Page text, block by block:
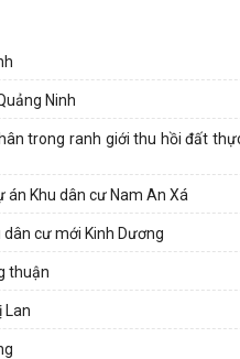
Ninh
trong ranh giới thu hồi đất
án Khu dân cư Nam An Xá
cư mới Kinh Dương
thuận
Lan